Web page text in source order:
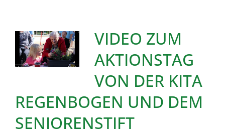
VIDEO ZUM
AKTIONSTAG
VON DER KITA
REGENBOGEN UND DEM
SENIORENSTIFT